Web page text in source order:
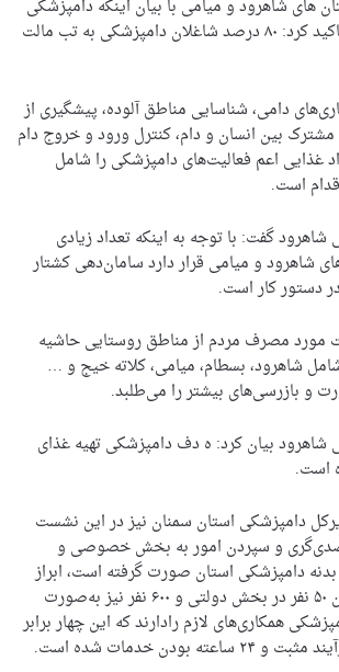
های شاهرود و میامی با بیان اینکه دامپزشکی
رسالتی دشوار دارد، تاکید کرد: ۸۰ درصد شاغلان دامپزشکی به تب مالت
دامی، شناسایی مناطق آلوده، پیشگیری از
مشترک بین انسان و دام، کنترل ورود و خروج دام
غذایی اعم فعالیت‌های دامپزشکی را شامل
است.
گفت: با توجه به اینکه تعداد زیادی
شاهرود و میامی قرار دارد سامان‌دهی کشتار
دستور کار است.
مورد مصرف مردم از مناطق روستایی حاشیه
شاهرود، بسطام، میامی، کلاته خیج و …
و بازرسی‌های بیشتر را می‌طلبد.
شاهرود بیان کرد: ه دف دامپزشکی تهیه غذای
است.
دامپزشکی استان سمنان نیز در این نشست
و سپردن امور به بخش خصوصی و
دامپزشکی استان صورت گرفته است، ابراز
داشت: در سطح استان ۵۰ نفر در بخش دولتی و ۶۰۰ نفر نیز به‌صورت
همکاری‌های لازم رادارند که این چهار برابر
بودن خدمات شده است.